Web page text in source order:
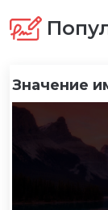
Значение